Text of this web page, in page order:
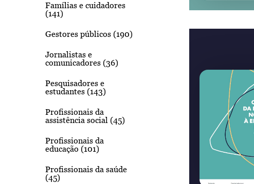
Famílias e cuidadores
(141)
Gestores públicos (190)
Jornalistas e
comunicadores (36)
Pesquisadores e
estudantes (143)
Profissionais da
assistência social (45)
Profissionais da
educação (101)
Profissionais da saúde
(45)